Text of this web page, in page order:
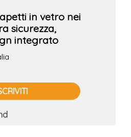
in vetro nei
sicurezza,
integrato